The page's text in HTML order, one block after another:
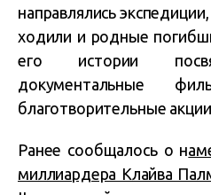
направлялись
ходили и родные
его истории
документальные
благотворительные
Ранее сообщалось о н
миллиардера Клайва